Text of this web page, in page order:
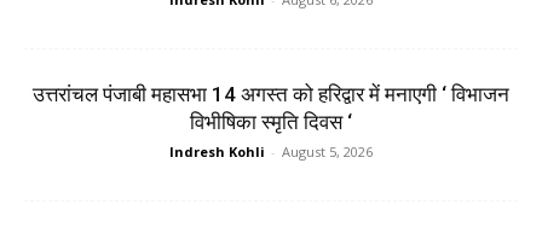
उत्तरांचल पंजाबी महासभा 14 अगस्त को हरिद्वार में मनाएगी ‘ विभाजन
विभीषिका स्मृति दिवस ‘
Indresh Kohli - August 5, 2026